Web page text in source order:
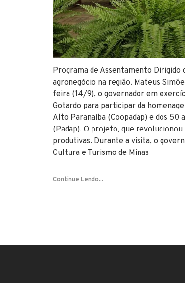
Programa de Assentamento
agronegócio na região. Mateus
feira (14/9), o governador em
Gotardo para participar da
Alto Paranaíba (Coopadap) e dos 50
(Padap). O projeto, que
produtivas. Durante a visita, o
Cultura e Turismo de Minas
Continue Lendo...